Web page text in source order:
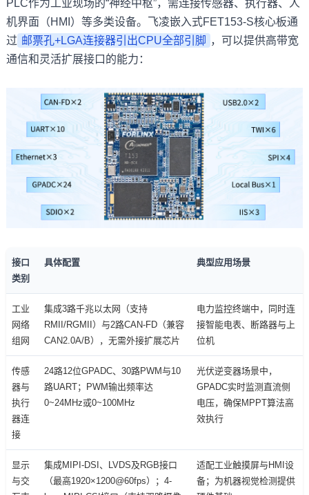
PLC作为工业现场的“神经中枢”，需连接传感器、执行器、人
机界面（HMI）等多类设备。飞凌嵌入式FET153-S核心板通
过 邮票孔+LGA连接器引出CPU全部引脚 ，可以提供高带宽
通信和灵活扩展接口的能力：
接口
类别
具体配置 典型应用场景
工业
网络
组网
集成3路千兆以太网（支持
RMII/RGMII）与2路CAN-FD（兼容
CAN2.0A/B），无需外接扩展芯片
电力监控终端中，同时连
接智能电表、断路器与上
位机
传感
器与
执行
器连
接
24路12位GPADC、30路PWM与10
路UART；PWM输出频率达
0~24MHz或0~100MHz
光伏逆变器场景中，
GPADC实时监测直流侧
电压，确保MPPT算法高
效执行
显示
与交
集成MIPI-DSI、LVDS及RGB接口
（最高1920×1200@60fps）；4-
适配工业触摸屏与HMI设
备；为机器视觉检测提供